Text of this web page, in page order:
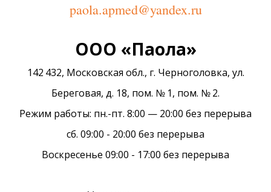
paola.apmed@yandex.ru
ООО «Паола»
142 432, Московская обл., г. Черноголовка, ул.
Береговая, д. 18, пом. № 1, пом. № 2.
Режим работы: пн.-пт. 8:00 — 20:00 без перерыва
сб. 09:00 - 20:00 без перерыва
Воскресенье 09:00 - 17:00 без перерыва